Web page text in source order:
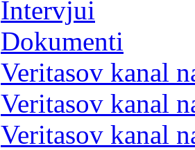
Intervjui
Dokumenti
Veritasov kanal
Veritasov kanal
Veritasov kanal